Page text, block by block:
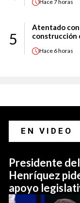
Hace7 horas
5
Atentado
construcción
Hace 6 horas
EN VIDEO
Presidente
Henríquez
apoyo